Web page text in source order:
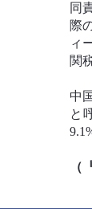
同
際
ィ
関
中
と
（